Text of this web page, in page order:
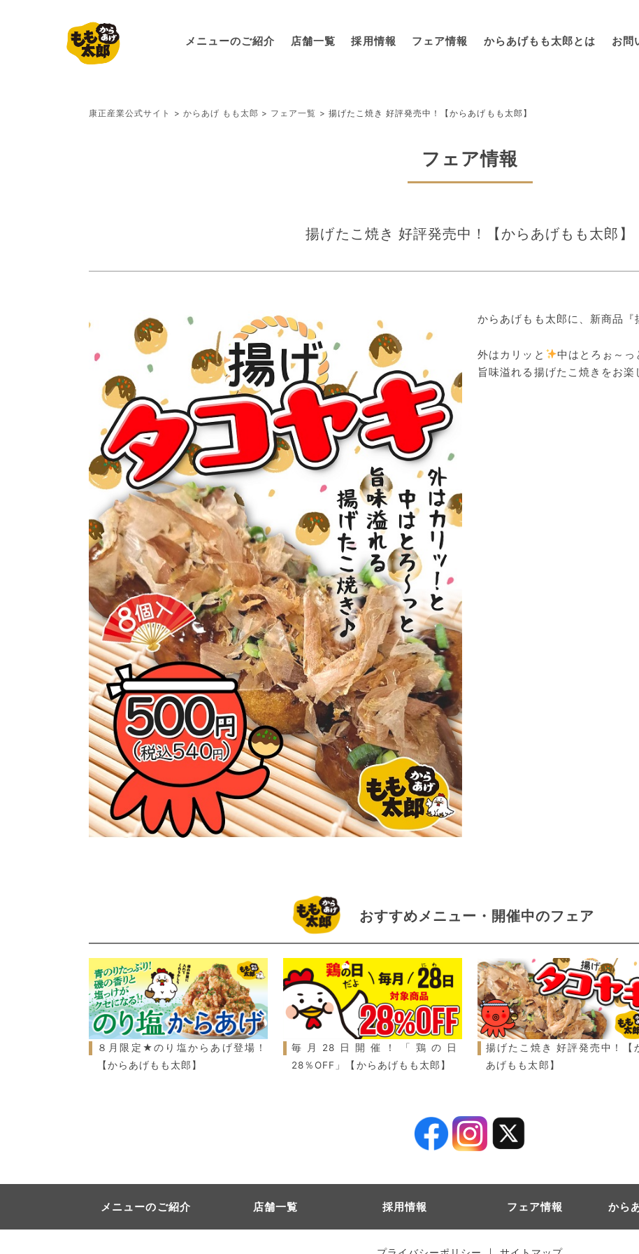
メニューのご紹介 店舗一覧 採用情報 フェア情報 からあげもも太郎とは お問
康正産業公式サイト > からあげ もも太郎 > フェア一覧 > 揚げたこ焼き 好評発売中！【からあげもも太郎】
フェア情報
揚げたこ焼き 好評発売中！【からあげもも太郎】
からあげもも太郎に、新商品『
外はカリッと
中はとろぉ～っ
旨味溢れる揚げたこ焼きをお楽
おすすめメニュー・開催中のフェア
８月限定★のり塩からあげ登場！
【からあげもも太郎】
毎月28日開催！「鶏の日
28％OFF」【からあげもも太郎】
揚げたこ焼き 好評発売中！【
あげもも太郎】
メニューのご紹介 店舗一覧 採用情報 フェア情報 から